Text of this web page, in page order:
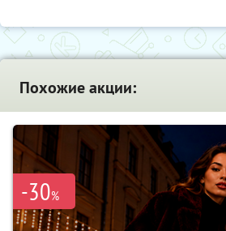
Похожие акции:
-30%